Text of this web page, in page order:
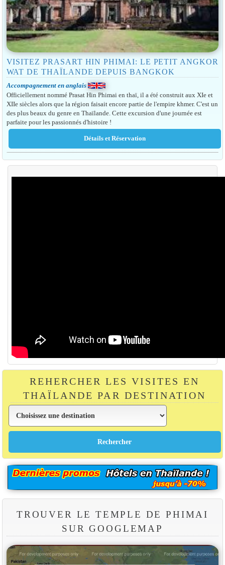
VISITEZ PRASART HIN PHIMAI: LE PETIT ANGKOR
WAT DE THAÏLANDE DEPUIS BANGKOK
Accompagnement en anglais
Officiellement nommé Prasat Hin Phimai en thaï, il a été construit aux XIe et
XIIe siècles alors que la région faisait encore partie de l'empire khmer. C'est un
des plus beaux du genre en Thaïlande. Cette excursion d'une journée est
parfaite pour les passionnés d'histoire !
REHERCHER LES VISITES EN
THAÏLANDE PAR DESTINATION
TROUVER LE TEMPLE DE PHIMAI
SUR GOOGLEMAP